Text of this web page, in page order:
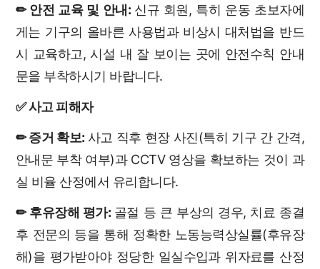
✏ 안전 교육 및 안내: 신규 회원, 특히 운동 초보자에
게는 기구의 올바른 사용법과 비상시 대처법을 반드
시 교육하고, 시설 내 잘 보이는 곳에 안전수칙 안내
문을 부착하시기 바랍니다.
✅ 사고 피해자
✏증거 확보: 사고 직후 현장 사진(특히 기구 간 간격,
안내문 부착 여부)과 CCTV 영상을 확보하는 것이 과
실 비율 산정에서 유리합니다.
✏ 후유장해 평가: 골절 등 큰 부상의 경우, 치료 종결
후 전문의 등을 통해 정확한 노동능력상실률(후유장
해)을 평가받아야 정당한 일실수입과 위자료를 산정